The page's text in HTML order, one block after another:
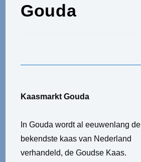
Gouda
Kaasmarkt Gouda
In Gouda wordt al eeuwenlang de
bekendste kaas van Nederland
verhandeld, de Goudse Kaas.